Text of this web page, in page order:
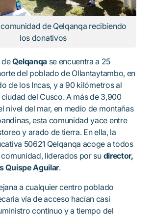
de Qelqanqa recibiendo
los donativos
deQelqanqase encuentra a 25
del poblado de Ollantaytambo, en
de los Incas, y a 90 kilómetros al
del Cusco. A más de 3,900
nivel del mar, en medio de montañas
esta comunidad yace entre
y arado de tierra. En ella, la
50621 Qelqanqa acoge a todos
comunidad, liderados por su director,
Quispe Aguilar.
a cualquier centro poblado
vía de acceso hacían casi
continuo y a tiempo del